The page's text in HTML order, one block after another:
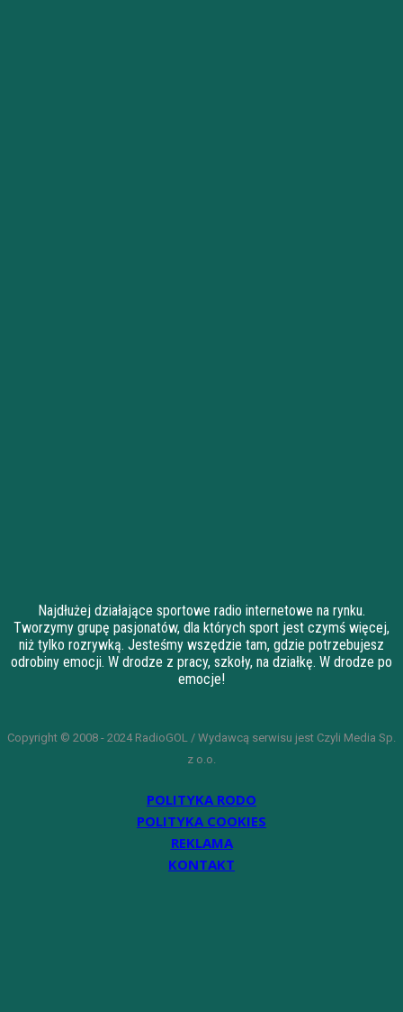
Najdłużej działające sportowe radio internetowe na rynku.
Tworzymy grupę pasjonatów, dla których sport jest czymś więcej,
niż tylko rozrywką. Jesteśmy wszędzie tam, gdzie potrzebujesz
odrobiny emocji. W drodze z pracy, szkoły, na działkę. W drodze po
emocje!
Copyright © 2008 - 2024 RadioGOL / Wydawcą serwisu jest Czyli Media Sp.
z o.o.
POLITYKA RODO
POLITYKA COOKIES
REKLAMA
KONTAKT